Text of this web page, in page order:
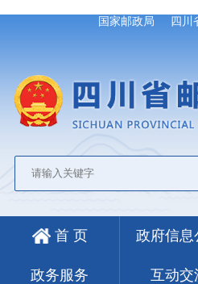
国家邮政局 四川
首 页 政府信息
政务服务 互动交